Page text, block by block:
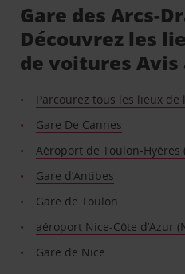
Gare des Arcs-
Découvrez les
de voitures
Parcourez tous les lieux de
Gare De Cannes
Aéroport de Toulon-Hyères
Gare d’Antibes
Gare de Toulon
aéroport Nice-Côte d’Azur
Gare de Nice